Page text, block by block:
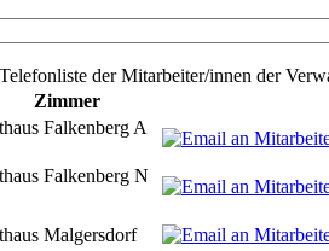
Telefonliste der Mitarbeiter/innen der
Zimmer
Falkenberg A
Falkenberg N
Malgersdorf